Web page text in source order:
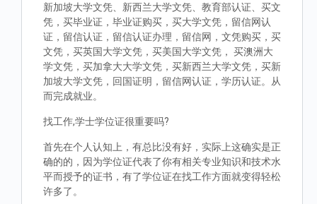
新加坡大学文凭、新西兰大学文凭、教育部认证、买文
凭，买毕业证，毕业证购买，买大学文凭，留信网认
证，留信认证，留信认证办理，留信网，文凭购买，买
文凭，买英国大学文凭，买美国大学文凭， 买澳洲大
学文凭，买加拿大大学文凭，买新西兰大学文凭，买新
加坡大学文凭，回国证明，留信网认证，学历认证。从
而完成就业。
找工作,学士学位证很重要吗?
首先在个人认知上，有总比没有好，实际上这确实是正
确的的，因为学位证代表了你有相关专业知识和技术水
平而授予的证书，有了学位证在找工作方面就变得轻松
许多了。